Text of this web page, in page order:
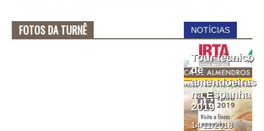
NOTÍCIAS
Tour técnico
de
amendoeiras
na Espanha
2019
14/11/2018
FOTOS DA TURNÊ